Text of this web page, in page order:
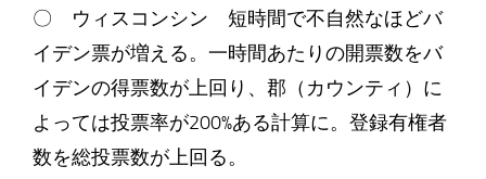
〇 ウィスコンシン 短時間で不自然なほどバ
イデン票が増える。一時間あたりの開票数をバ
イデンの得票数が上回り、郡（カウンティ）に
よっては投票率が200%ある計算に。登録有権者
数を総投票数が上回る。